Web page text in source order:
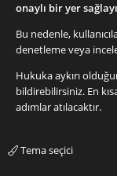
onaylı bir yer
Bu nedenle,
denetleme veya
Hukuka aykırı
bildirebilirsiniz. En
adımlar atılacaktır.
Tema seçici